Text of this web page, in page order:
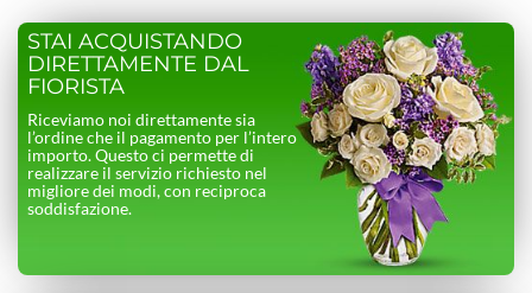
STAI ACQUISTANDO
DIRETTAMENTE DAL
FIORISTA
Riceviamo noi direttamente sia
l’ordine che il pagamento per l’intero
importo. Questo ci permette di
realizzare il servizio richiesto nel
migliore dei modi, con reciproca
soddisfazione.